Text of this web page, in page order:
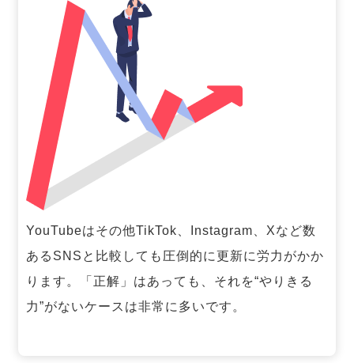
YouTubeはその他TikTok、Instagram、Xなど数
あるSNSと比較しても圧倒的に更新に労力がかか
ります。「正解」はあっても、それを“やりきる
力”がないケースは非常に多いです。